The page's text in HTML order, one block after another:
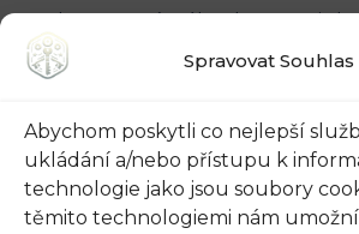
Spravovat Souhlas
Abychom poskytli co nejlepší
ukládání a/nebo přístupu k
technologie jako jsou soubory
těmito technologiemi nám
zabezpečení svého domu, aniž
utrácet příliš mnoho peněz.
výhodnými? Za prvé, používáme
materiály, které zajistí jejich
vloupání a vydrží dlouhá léta.